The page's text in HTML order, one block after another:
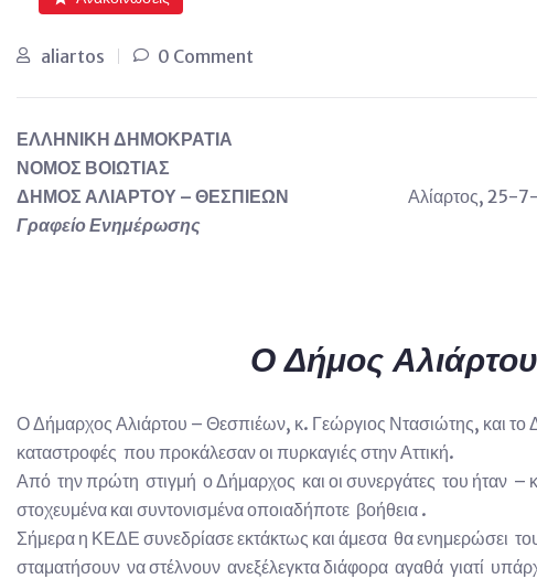
aliartos 0 Comment
ΕΛΛΗΝΙΚΗ ΔΗΜΟΚΡΑΤΙΑ
ΝΟΜΟΣ ΒΟΙΩΤΙΑΣ
ΔΗΜΟΣ ΑΛΙΑΡΤΟΥ – ΘΕΣΠΙΕΩΝ Αλίαρτος, 25-
Γραφείο Ενημέρωσης
Ο Δήμος
Ο Δήμαρχος Αλιάρτου – Θεσπιέων, κ. Γεώργιος Ντασιώτης, και το
καταστροφές που προκάλεσαν οι πυρκαγιές στην Αττική.
Από την πρώτη στιγμή ο Δήμαρχος και οι συνεργάτες του ήταν –
στοχευμένα και συντονισμένα οποιαδήποτε βοήθεια .
Σήμερα η ΚΕΔΕ συνεδρίασε εκτάκτως και άμεσα θα ενημερώσει
σταματήσουν να στέλνουν ανεξέλεγκτα διάφορα αγαθά γιατί